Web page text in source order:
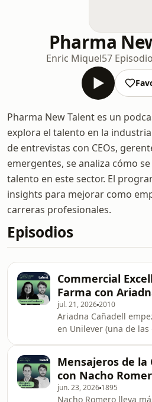
Pharma
Enric Miquel57
Pharma New Talent es un
explora el talento en la
de entrevistas con CEOs,
emergentes, se analiza cómo
talento en este sector. El
insights para mejorar como
carreras profesionales.
Episodios
Commercial
Farma con
jul. 21, 20262010
Ariadna Cañadell
en Unilever (una de las
marcas blancas la
casualidad, a Novartis,
perfiles de gran
Mensajeros de la
con Nacho
jun. 23, 2026 1895
Nacho Romero lleva